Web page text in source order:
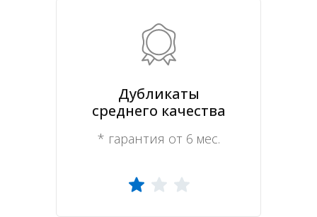
Дубликаты
среднего качества
* гарантия от 6 мес.